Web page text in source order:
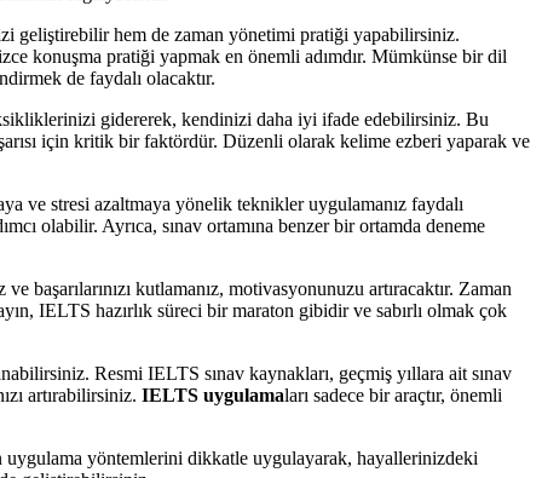
geliştirebilir hem de zaman yönetimi pratiği yapabilirsiniz.
konuşma pratiği yapmak en önemli adımdır. Mümkünse bir dil
de faydalı olacaktır.
gidererek, kendinizi daha iyi ifade edebilirsiniz. Bu
için kritik bir faktördür. Düzenli olarak kelime ezberi yaparak ve
ve stresi azaltmaya yönelik teknikler uygulamanız faydalı
olabilir. Ayrıca, sınav ortamına benzer bir ortamda deneme
kutlamanız, motivasyonunuzu artıracaktır. Zaman
IELTS hazırlık süreci bir maraton gibidir ve sabırlı olmak çok
Resmi IELTS sınav kaynakları, geçmiş yıllara ait sınav
artırabilirsiniz. IELTS uygulamaları sadece bir araçtır, önemli
uygulama yöntemlerini dikkatle uygulayarak, hayallerinizdeki